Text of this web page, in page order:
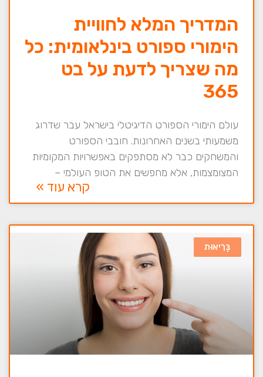
המדריך המלא לחוויית
הימורי ספורט בינלאומית: כל
מה שצריך לדעת על בט
365
עולם הימורי הספורט הדיגיטלי בישראל עבר שדרוג
משמעותי בשנים האחרונות. חובבי הספורט
והמשחקים כבר לא מסתפקים באפשרויות המקומיות
המצומצמות, אלא מחפשים את הטופ העולמי –
קרא עוד »
בְּרִיאוּת